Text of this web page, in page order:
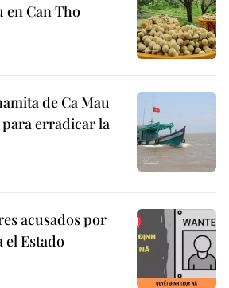
en Can Tho
de Ca Mau
erradicar la
acusados por
el Estado